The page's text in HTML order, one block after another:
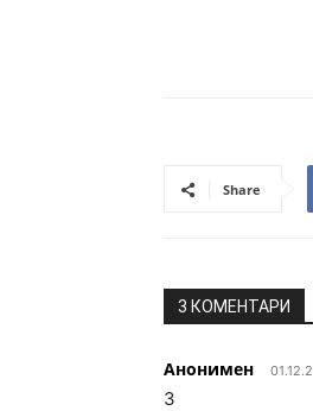
Share
3 КОМЕНТАРИ
Анонимен
3